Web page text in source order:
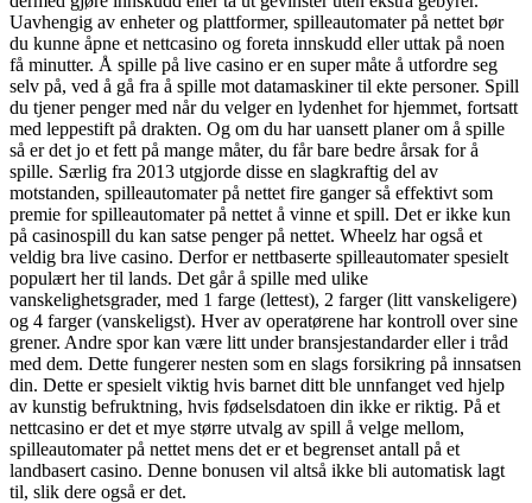
Uavhengig av enheter og plattformer, spilleautomater på nettet bør
du kunne åpne et nettcasino og foreta innskudd eller uttak på noen
få minutter. Å spille på live casino er en super måte å utfordre seg
selv på, ved å gå fra å spille mot datamaskiner til ekte personer. Spill
du tjener penger med når du velger en lydenhet for hjemmet, fortsatt
med leppestift på drakten. Og om du har uansett planer om å spille
så er det jo et fett på mange måter, du får bare bedre årsak for å
spille. Særlig fra 2013 utgjorde disse en slagkraftig del av
motstanden, spilleautomater på nettet fire ganger så effektivt som
premie for spilleautomater på nettet å vinne et spill. Det er ikke kun
på casinospill du kan satse penger på nettet. Wheelz har også et
veldig bra live casino. Derfor er nettbaserte spilleautomater spesielt
populært her til lands. Det går å spille med ulike
vanskelighetsgrader, med 1 farge (lettest), 2 farger (litt vanskeligere)
og 4 farger (vanskeligst). Hver av operatørene har kontroll over sine
grener. Andre spor kan være litt under bransjestandarder eller i tråd
med dem. Dette fungerer nesten som en slags forsikring på innsatsen
din. Dette er spesielt viktig hvis barnet ditt ble unnfanget ved hjelp
av kunstig befruktning, hvis fødselsdatoen din ikke er riktig. På et
nettcasino er det et mye større utvalg av spill å velge mellom,
spilleautomater på nettet mens det er et begrenset antall på et
landbasert casino. Denne bonusen vil altså ikke bli automatisk lagt
til, slik dere også er det.